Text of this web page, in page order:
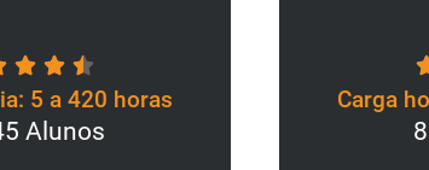
Carga horária: 5 a 420 horas